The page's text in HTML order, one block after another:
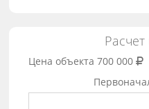
Цена объекта 700 000